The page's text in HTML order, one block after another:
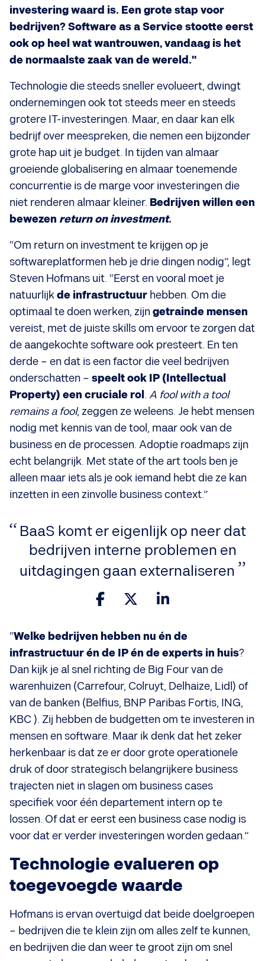
investering waard is. Een grote stap voor
bedrijven? Software as a Service stootte eerst
ook op heel wat wantrouwen, vandaag is het
de normaalste zaak van de wereld."
Technologie die steeds sneller evolueert, dwingt
ondernemingen ook tot steeds meer en steeds
grotere IT-investeringen. Maar, en daar kan elk
bedrijf over meespreken, die nemen een bijzonder
grote hap uit je budget. In tijden van almaar
groeiende globalisering en almaar toenemende
concurrentie is de marge voor investeringen die
niet renderen almaar kleiner. Bedrijven willen een
bewezen return on investment.
“Om return on investment te krijgen op je
softwareplatformen heb je drie dingen nodig”, legt
Steven Hofmans uit. “Eerst en vooral moet je
natuurlijkde infrastructuur hebben. Om die
optimaal te doen werken, zijngetrainde mensen
vereist, met de juiste skills om ervoor te zorgen dat
de aangekochte software ook presteert. En ten
derde – en dat is een factor die veel bedrijven
onderschatten – speelt ook IP (Intellectual
Property) een cruciale rol . A fool with a tool
remains a fool, zeggen ze weleens. Je hebt mensen
nodig met kennis van de tool, maar ook van de
business en de processen. Adoptie roadmaps zijn
echt belangrijk. Met state of the art tools ben je
alleen maar iets als je ook iemand hebt die ze kan
inzetten in een zinvolle business context.”
BaaS komt er eigenlijk op neer dat
bedrijven interne problemen en
uitdagingen gaan externaliseren
“Welke bedrijven hebben nu én de
infrastructuur én de IP én de experts in huis?
Dan kijk je al snel richting de Big Four van de
warenhuizen (Carrefour, Colruyt, Delhaize, Lidl) of
van de banken (Belfius, BNP Paribas Fortis, ING,
KBC ). Zij hebben de budgetten om te investeren in
mensen en software. Maar ik denk dat het zeker
herkenbaar is dat ze er door grote operationele
druk of door strategisch belangrijkere business
trajecten niet in slagen om business cases
specifiek voor één departement intern op te
lossen. Of dat er eerst een business case nodig is
voor dat er verder investeringen worden gedaan.”
Technologie evalueren op
toegevoegde waarde
Hofmans is ervan overtuigd dat beide doelgroepen
– bedrijven die te klein zijn om alles zelf te kunnen,
en bedrijven die dan weer te groot zijn om snel